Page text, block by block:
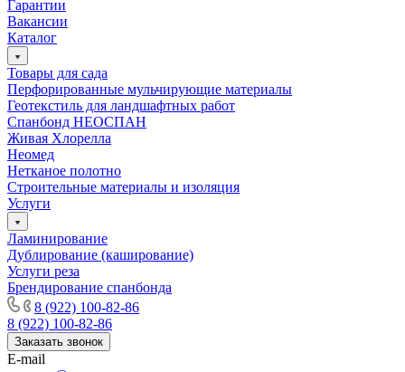
Гарантии
Вакансии
Каталог
Товары для сада
Перфорированные мульчирующие материалы
Геотекстиль для ландшафтных работ
Спанбонд НЕОСПАН
Живая Хлорелла
Нeомед
Нетканое полотно
Строительные материалы и изоляция
Услуги
Ламинирование
Дублирование (каширование)
Услуги реза
Брендирование спанбонда
8 (922) 100-82-86
8 (922) 100-82-86
Заказать звонок
E-mail